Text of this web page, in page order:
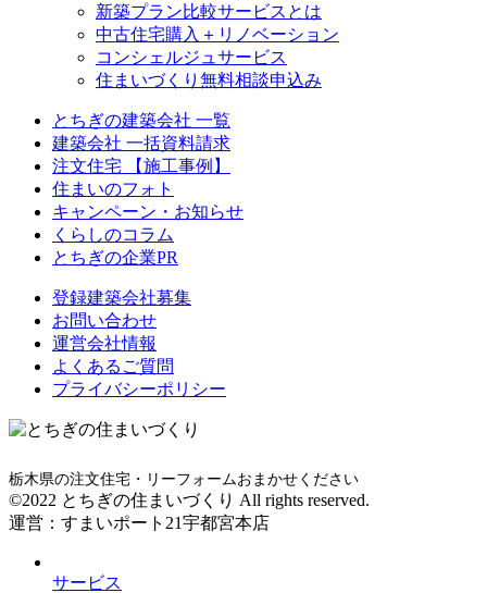
新築プラン比較サービスとは
中古住宅購入＋リノベーション
コンシェルジュサービス
住まいづくり無料相談申込み
とちぎの建築会社 一覧
建築会社 一括資料請求
注文住宅 【施工事例】
住まいのフォト
キャンペーン・お知らせ
くらしのコラム
とちぎの企業PR
登録建築会社募集
お問い合わせ
運営会社情報
よくあるご質問
プライバシーポリシー
栃木県の注文住宅・リーフォームおまかせください
©2022 とちぎの住まいづくり All rights reserved.
運営：すまいポート21宇都宮本店
サービス